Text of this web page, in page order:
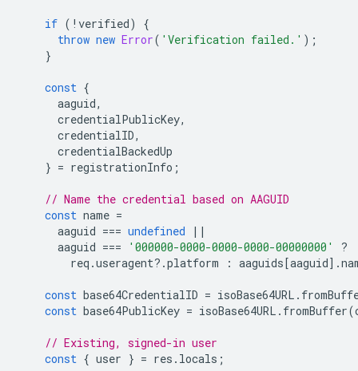
if ( ! verified)
{
throw new Error( 'Verification failed.' );
}
const {
aaguid,
credentialPublicKey,
credentialID,
credentialBackedUp
} = registrationInfo ;
// Name the credential based on AAGUID
const name =
aaguid === undefined
||
aaguid === '000000-0000-0000-0000-00000000'
?
req .useragent? .platform : aaguids[aaguid].
const base64CredentialID = isoBase64URL .
const base64PublicKey = isoBase64URL . fromBuffer(
// Existing, signed-in user
const { user } = res . locals ;